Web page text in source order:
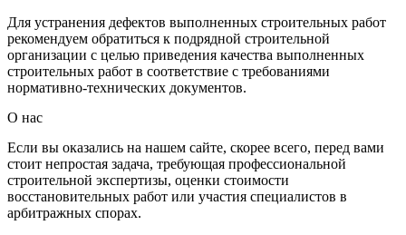
Для устранения дефектов выполненных строительных работ
рекомендуем обратиться к подрядной строительной
организации с целью приведения качества выполненных
строительных работ в соответствие с требованиями
нормативно-технических документов.
О нас
Если вы оказались на нашем сайте, скорее всего, перед вами
стоит непростая задача, требующая профессиональной
строительной экспертизы, оценки стоимости
восстановительных работ или участия специалистов в
арбитражных спорах.